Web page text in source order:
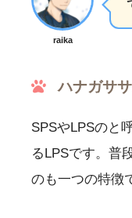
raika
ハナガサ
SPSやLPSのと
るLPSです。普
のも一つの特徴